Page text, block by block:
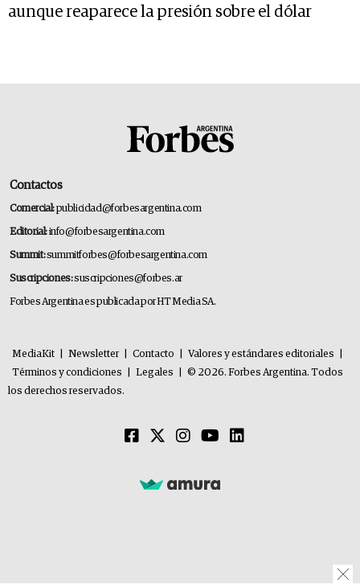
aunque reaparece la presión sobre el dólar
Contactos
Comercial:publicidad@forbesargentina.com
Editorial:info@forbesargentina.com
Summit:summitforbes@forbesargentina.com
Suscripciones:suscripciones@forbes.ar
Forbes Argentina es publicada por HT Media SA.
MediaKit Newsletter Contacto Valores y estándares editoriales
Términos y condiciones
Legales
© 2026. Forbes Argentina. Todos
los derechos reservados.